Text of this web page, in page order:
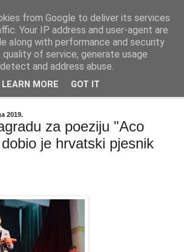
ISSN 2459-5632
2019.
za poeziju "Aco
je hrvatski pjesnik
from Google to deliver its services
Your IP address and user-agent are
along with performance and security
of service, generate usage
and address abuse.
LEARN MORE GOT IT